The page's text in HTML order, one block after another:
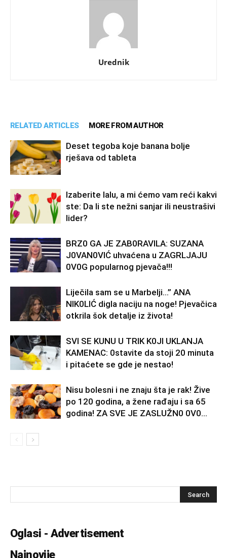
Urednik
RELATED ARTICLES MORE FROM AUTHOR
Deset tegoba koje banana bolje
rješava od tableta
Izaberite lalu, a mi ćemo vam reći kakvi
ste: Da li ste nežni sanjar ili neustrašivi
lider?
BRZ0 GA JE ZAB0RAVlLA: SUZANA
J0VAN0VIĆ uhvaćena u ZAGRLJAJU
0V0G popularnog pjevača!!!
Liječila sam se u Marbelji…” ANA
NlK0LlĆ digla naciju na noge! Pjevačica
otkrila šok detalje iz života!
SVl SE KUNU U TRlK K0Jl UKLANJA
KAMENAC: 0stavite da stoji 20 minuta
i pitaćete se gde je nestao!
Nisu bolesni i ne znaju šta je rak! Žive
po 120 godina, a žene rađaju i sa 65
godina! ZA SVE JE ZASLUŽN0 0V0...
Oglasi - Advertisement
Najnovije